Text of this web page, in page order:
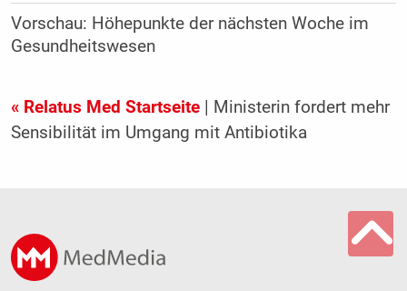
Vorschau: Höhepunkte der nächsten Woche im
Gesundheitswesen
« Relatus Med Startseite| Ministerin fordert mehr
Sensibilität im Umgang mit Antibiotika